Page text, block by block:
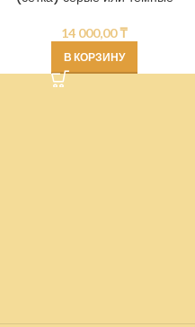
14 000,00₸
В КОРЗИНУ